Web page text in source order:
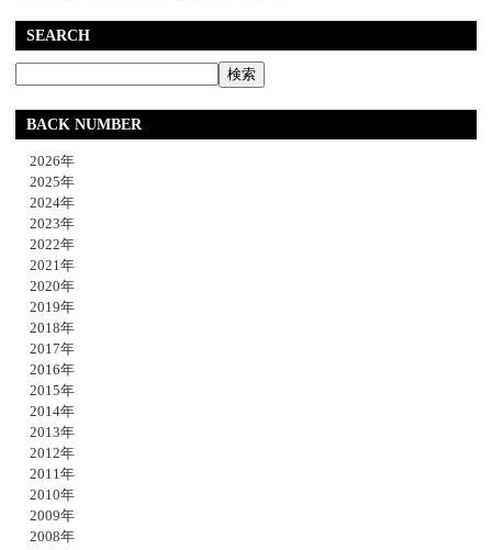
SEARCH
BACK NUMBER
2026年
2025年
2024年
2023年
2022年
2021年
2020年
2019年
2018年
2017年
2016年
2015年
2014年
2013年
2012年
2011年
2010年
2009年
2008年